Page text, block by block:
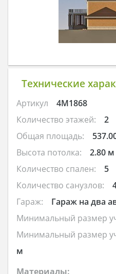
Технические
Артикул
4M1868
Количество этажей:
2
Общая площадь:
Высота потолка:
2.80 м
Количество спален:
5
Количество санузлов:
Гараж:
Гараж на два
Минимальный размер
Минимальный размер
м
Материалы: